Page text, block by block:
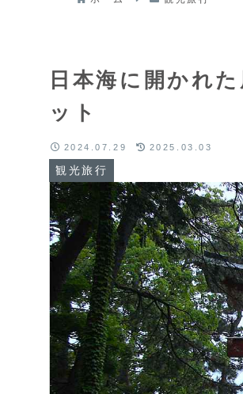
日本海に開かれ
ット
観光旅行
2024.07.29 2025.03.03